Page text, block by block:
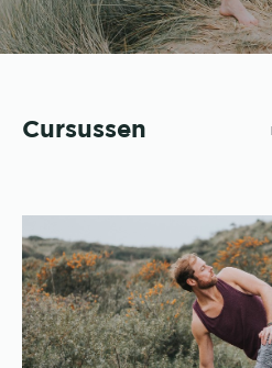
Cursussen